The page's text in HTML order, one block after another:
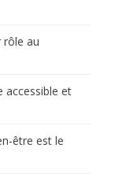
rôle au
accessible et
être est le